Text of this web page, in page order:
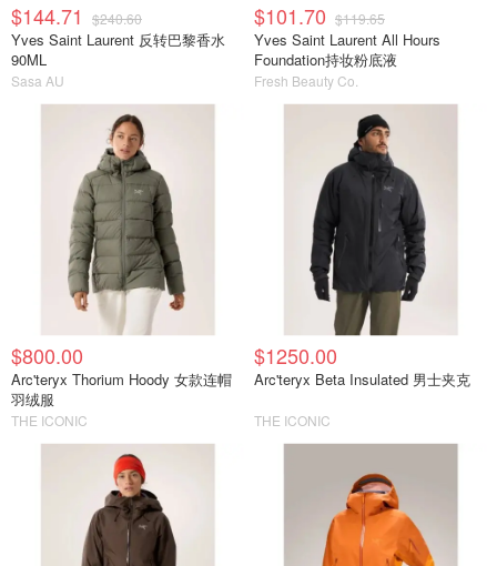
$144.71 $240.60
Yves Saint Laurent 反转巴黎香水
90ML
Sasa AU
$101.70 $119.65
Yves Saint Laurent All Hours
Foundation持妆粉底液
Fresh Beauty Co.
$800.00
Arc'teryx Thorium Hoody 女款连帽
羽绒服
THE ICONIC
$1250.00
Arc'teryx Beta Insulated 男士夹克
THE ICONIC